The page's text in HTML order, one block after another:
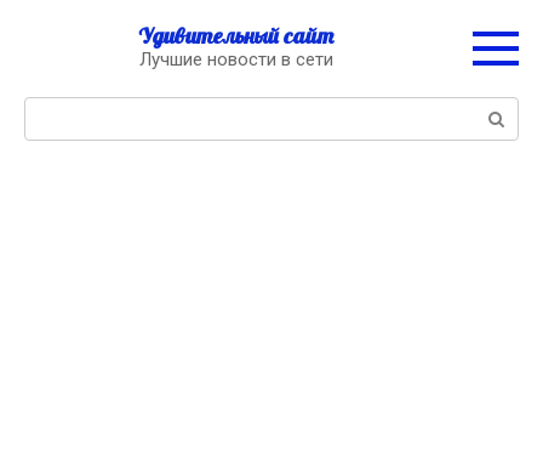
Удивительный сайт
Лучшие новости в сети